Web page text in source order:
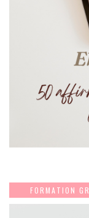
FORMATION